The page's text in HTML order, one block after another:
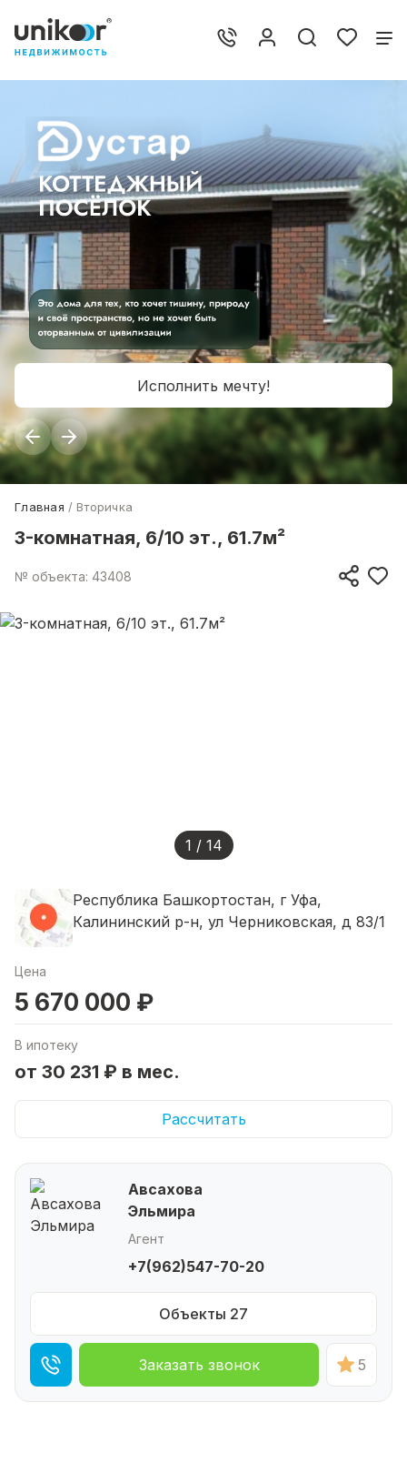
Исполнить мечту!
Главная Вторичка
3-комнатная, 6/10 эт., 61.7м²
№ объекта: 43408
1 / 14
Республика Башкортостан, г Уфа,
Калининский р-н, ул Черниковская, д 83/1
Цена
5 670 000 ₽
В ипотеку
от 30 231 ₽ в мес.
Рассчитать
Авсахова
Эльмира
Агент
+7(962)547-70-20
Объекты 27
Заказать звонок 5